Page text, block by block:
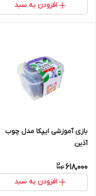
افزودن به سبد
بازی آموزشی ایپکا مدل چوب
آذین
618,000
افزودن به سبد